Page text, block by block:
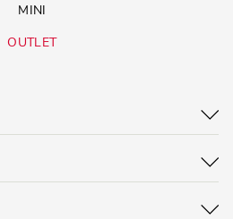
MINI
OUTLET